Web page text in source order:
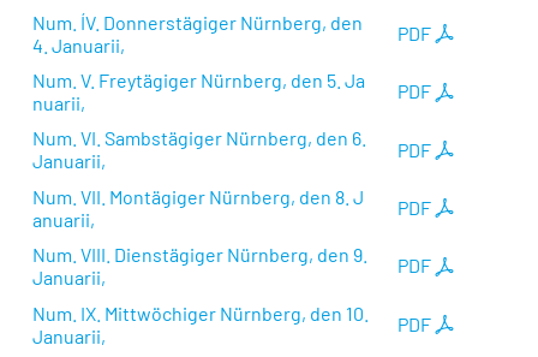
PDF
Num. ÍV. Donnerstägiger Nürnberg, den
4. Januarii,
PDF
Num. V. Freytägiger Nürnberg, den 5. Ja
nuarii,
PDF
Num. VI. Sambstägiger Nürnberg, den 6.
Januarii,
PDF
Num. VII. Montägiger Nürnberg, den 8. J
anuarii,
PDF
Num. VIII. Dienstägiger Nürnberg, den 9.
Januarii,
PDF
Num. IX. Mittwöchiger Nürnberg, den 10.
Januarii,